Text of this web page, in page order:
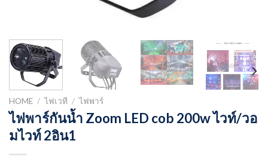
HOME / ไฟเวที / ไฟพาร์
ไฟพาร์กันน้ำ Zoom LED cob 200w ไวท์/วอ
มไวท์ 2อิน1